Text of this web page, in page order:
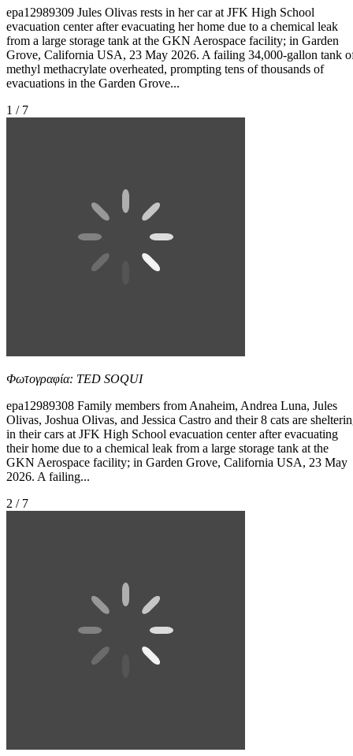
epa12989309 Jules Olivas rests in her car at JFK High School
evacuation center after evacuating her home due to a chemical leak
from a large storage tank at the GKN Aerospace facility; in Garden
Grove, California USA, 23 May 2026. A failing 34,000-gallon tank
methyl methacrylate overheated, prompting tens of thousands of
evacuations in the Garden Grove...
1 / 7
Φωτογραφία: TED SOQUI
epa12989308 Family members from Anaheim, Andrea Luna, Jules
Olivas, Joshua Olivas, and Jessica Castro and their 8 cats are
in their cars at JFK High School evacuation center after evacuating
their home due to a chemical leak from a large storage tank at the
GKN Aerospace facility; in Garden Grove, California USA, 23 May
2026. A failing...
2 / 7